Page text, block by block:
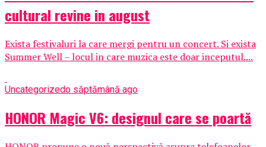
cultural revine in august
Exista festivaluri la care mergi pentru un concert. Si exista
Summer Well – locul in care muzica este doar inceputul....
Uncategorizedo săptămână ago
HONOR Magic V6: designul care se poartă